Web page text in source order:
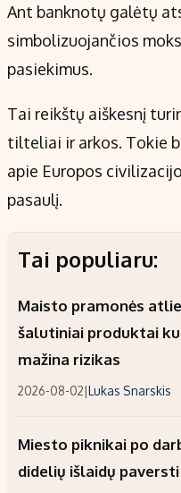
Ant banknotų galėtų
simbolizuojančios
pasiekimus.
Tai reikštų aiškesnį
tilteliai ir arkos. Tokie
apie Europos
pasaulį.
Tai populiaru:
Maisto pramonės
šalutiniai produktai
mažina rizikas
2026-08-02|Lukas Snarskis
Miesto piknikai po
didelių išlaidų